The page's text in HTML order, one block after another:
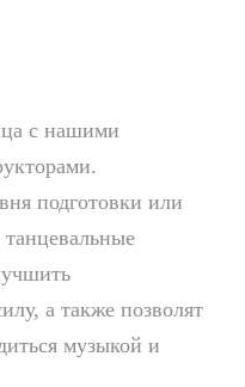
с нашими
подготовки или
а также позволят
музыкой и